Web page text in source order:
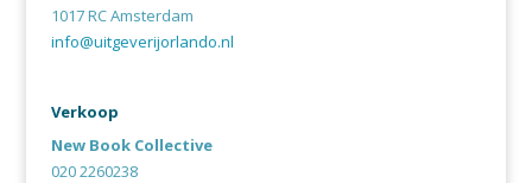
1017 RC Amsterdam
info@uitgeverijorlando.nl
Verkoop
New Book Collective
020 2260238